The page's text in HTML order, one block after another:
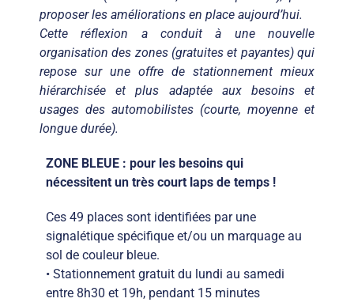
proposer les améliorations en place aujourd’hui.
Cette réflexion a conduit à une nouvelle
organisation des zones (gratuites et payantes) qui
repose sur une offre de stationnement mieux
hiérarchisée et plus adaptée aux besoins et
usages des automobilistes (courte, moyenne et
longue durée).
ZONE BLEUE : pour les besoins qui
nécessitent un très court laps de temps !
Ces 49 places sont identifiées par une
signalétique spécifique et/ou un marquage au
sol de couleur bleue.
• Stationnement gratuit du lundi au samedi
entre 8h30 et 19h, pendant 15 minutes